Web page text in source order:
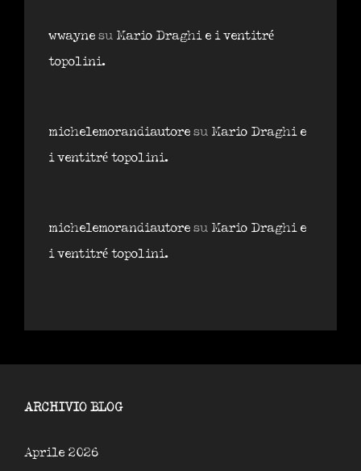
wwayne su Mario Draghi e i ventitré
topolini.
michelemorandiautore su Mario Draghi e
i ventitré topolini.
michelemorandiautore su Mario Draghi e
i ventitré topolini.
ARCHIVIO BLOG
Aprile 2026